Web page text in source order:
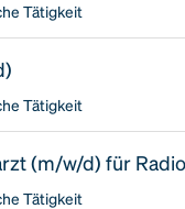
Tätigkeit
Tätigkeit
(m/w/d) für
Tätigkeit